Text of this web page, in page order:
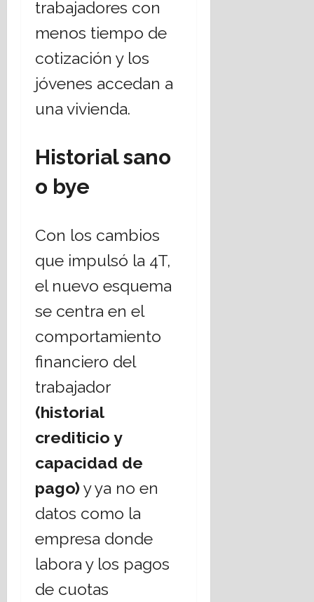
trabajadores con
menos tiempo de
cotización y los
jóvenes accedan a
una vivienda.
Historial sano
o bye
Con los cambios
que impulsó la 4T,
el nuevo esquema
se centra en el
comportamiento
financiero del
trabajador
(historial
crediticio y
capacidad de
pago)y ya no en
datos como la
empresa donde
labora y los pagos
de cuotas